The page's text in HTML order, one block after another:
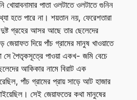
পাতা ওলটাতে ওলটাতে গুনিন
হতে পারে না। শয়তান নয়, ফেরেশতারা
গ্রহের আসর আছে তার ছেলেদের
দিয়ে পাঁচ গ্রামের মানুষ খাওয়াতে
সে পৈতৃকসূত্রে পাওয়া একখ- জমি বেচে
আকিকার নামে বিরাট এক
পাঁচ গ্রামের প্রায় সাড়ে আট হাজার
সেই জেয়াফতের কথা মানুষের